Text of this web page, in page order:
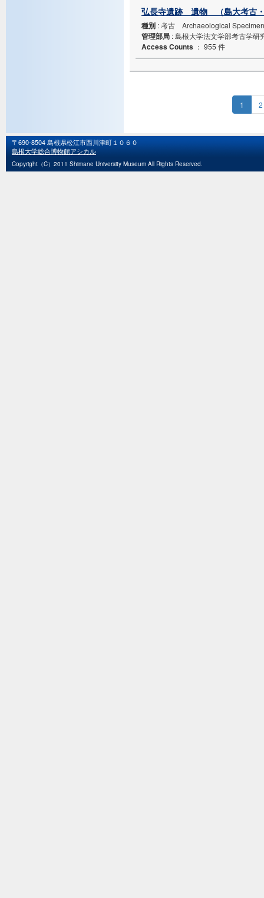
弘長寺遺跡 遺物 （島大考古
種別 : 考古 Archaeological
管理部局 : 島根大学法文学部考古学研
Access Counts ： 955 件
1 2
〒690-8504 島根県松江市西川津町１０６０
島根大学総合博物館アシカル
Copyright（C）2011 Shimane University Museum All Rights Reserved.